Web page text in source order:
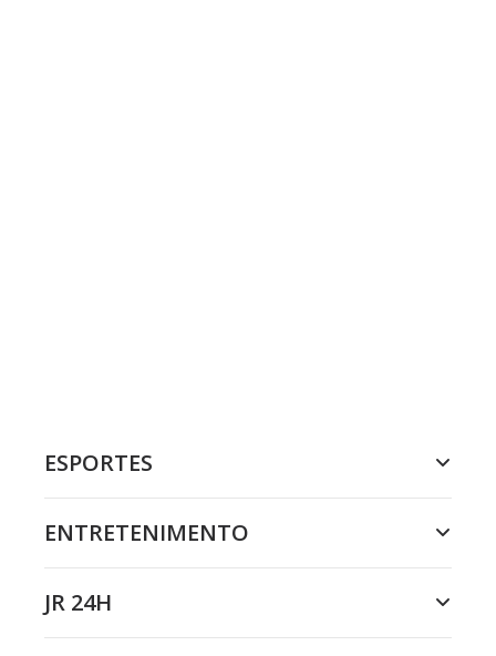
ESPORTES
ENTRETENIMENTO
JR 24H